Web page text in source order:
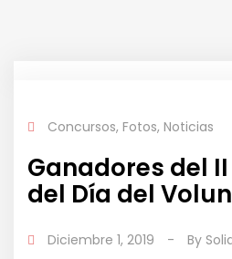
Concursos, Fotos, Noticias
Ganadores del
del Día del
Diciembre 1, 2019 - By